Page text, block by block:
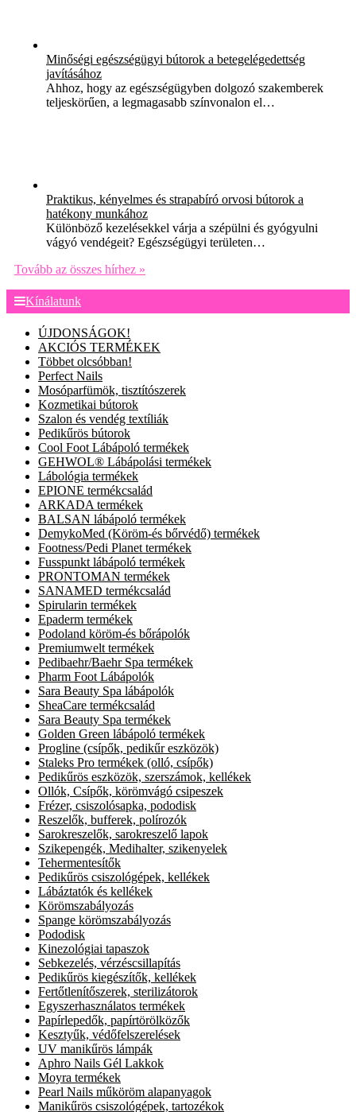
Minőségi egészségügyi bútorok a betegelégedettség
javításához
Ahhoz, hogy az egészségügyben dolgozó szakemberek
teljeskörűen, a legmagasabb színvonalon el…
Praktikus, kényelmes és strapabíró orvosi bútorok a
hatékony munkához
Különböző kezelésekkel várja a szépülni és gyógyulni
vágyó vendégeit? Egészségügyi területen…
Tovább az összes hírhez »
Kínálatunk
ÚJDONSÁGOK!
AKCIÓS TERMÉKEK
Többet olcsóbban!
Perfect Nails
Mosóparfümök, tisztítószerek
Kozmetikai bútorok
Szalon és vendég textíliák
Pedikűrös bútorok
Cool Foot Lábápoló termékek
GEHWOL® Lábápolási termékek
Lábológia termékek
EPIONE termékcsalád
ARKADA termékek
BALSAN lábápoló termékek
DemykoMed (Köröm-és bőrvédő) termékek
Footness/Pedi Planet termékek
Fusspunkt lábápoló termékek
PRONTOMAN termékek
SANAMED termékcsalád
Spirularin termékek
Epaderm termékek
Podoland köröm-és bőrápolók
Premiumwelt termékek
Pedibaehr/Baehr Spa termékek
Pharm Foot Lábápolók
Sara Beauty Spa lábápolók
SheaCare termékcsalád
Sara Beauty Spa termékek
Golden Green lábápoló termékek
Progline (csípők, pedikűr eszközök)
Staleks Pro termékek (olló, csípők)
Pedikűrös eszközök, szerszámok, kellékek
Ollók, Csípők, körömvágó csipeszek
Frézer, csiszolósapka, pododisk
Reszelők, bufferek, polírozók
Sarokreszelők, sarokreszelő lapok
Szikepengék, Medihalter, szikenyelek
Tehermentesítők
Pedikűrös csiszológépek, kellékek
Lábáztatók és kellékek
Körömszabályozás
Spange körömszabályozás
Pododisk
Kinezológiai tapaszok
Sebkezelés, vérzéscsillapítás
Pedikűrös kiegészítők, kellékek
Fertőtlenítőszerek, sterilizátorok
Egyszerhasználatos termékek
Papírlepedők, papírtörölközők
Kesztyűk, védőfelszerelések
UV manikűrös lámpák
Aphro Nails Gél Lakkok
Moyra termékek
Pearl Nails műköröm alapanyagok
Manikűrös csiszológépek, tartozékok